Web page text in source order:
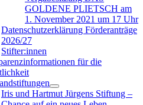
GOLDENE PLIETSCH am
1. November 2021 um 17 Uhr
Datenschutzerklärung Förderanträge
2026/27
Stifter:innen
für die
Iris und Hartmut Jürgens Stiftung –